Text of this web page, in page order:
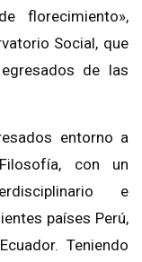
florecimiento»,
Social, que
de las
entorno a
con un
e
países Perú,
Teniendo